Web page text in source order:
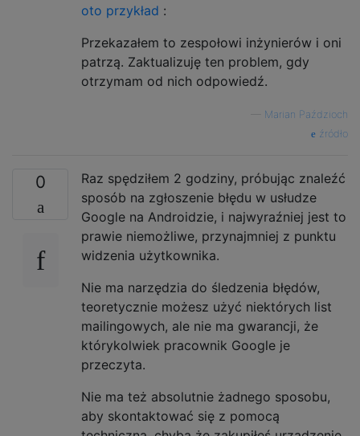
oto przykład :
Przekazałem to zespołowi inżynierów i oni
patrzą. Zaktualizuję ten problem, gdy
otrzymam od nich odpowiedź.
Marian Paździoch
źródło
0
Raz spędziłem 2 godziny, próbując znaleźć
sposób na zgłoszenie błędu w usłudze
Google na Androidzie, i najwyraźniej jest to
prawie niemożliwe, przynajmniej z punktu
widzenia użytkownika.
Nie ma narzędzia do śledzenia błędów,
teoretycznie możesz użyć niektórych list
mailingowych, ale nie ma gwarancji, że
którykolwiek pracownik Google je
przeczyta.
Nie ma też absolutnie żadnego sposobu,
aby skontaktować się z pomocą